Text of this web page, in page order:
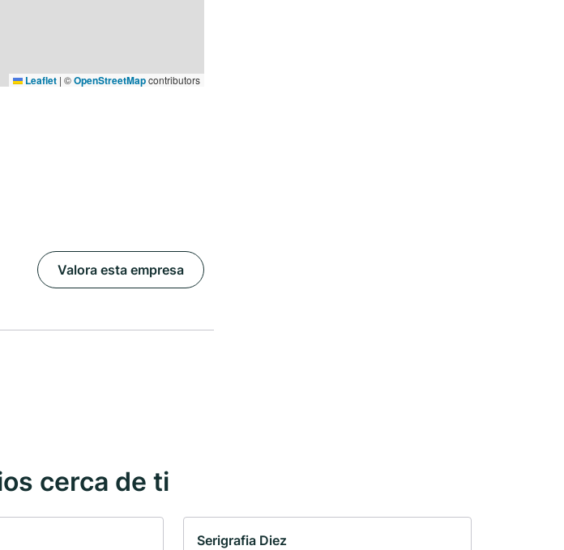
Leaflet | ©OpenStreetMapcontributors
Valora esta empresa
cerca de ti
Serigrafia Diez